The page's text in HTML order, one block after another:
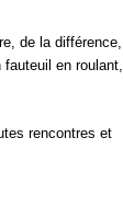
de la différence,
en roulant,
rencontres et